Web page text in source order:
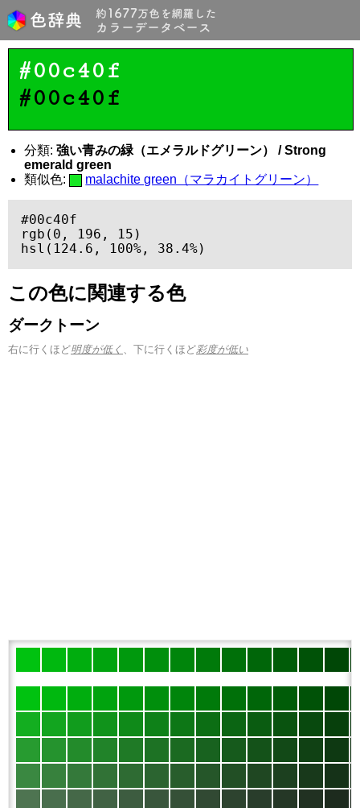
#00c40f
#00c40f
分類: 強い青みの緑（エメラルドグリーン） / Strong
emerald green
類似色:
malachite green（マラカイトグリーン）
#00c40f
rgb(0, 196, 15)
hsl(124.6, 100%, 38.4%)
この色に関連する色
ダークトーン
右に行くほど明度が低く 、下に行くほど彩度が低い